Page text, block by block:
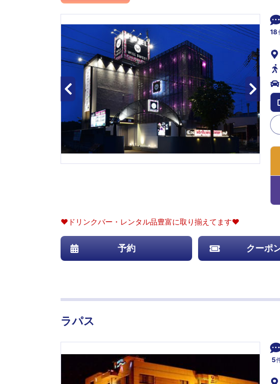
18
❤️ドリンクバー・レンタル品豊富に取り揃えてます❤️
予約 クーポ
ラパス
5